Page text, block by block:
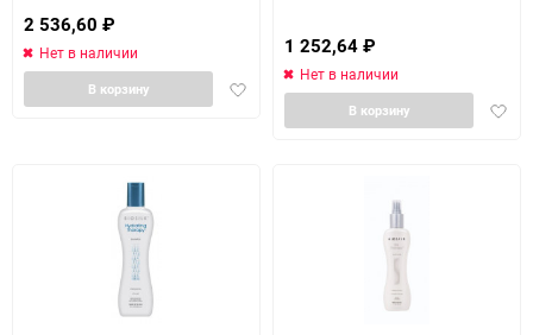
2 536,60 ₽
Нет в наличии
Добавить
избранное
В корзину
1 252,64 ₽
Нет в наличии
В корзину